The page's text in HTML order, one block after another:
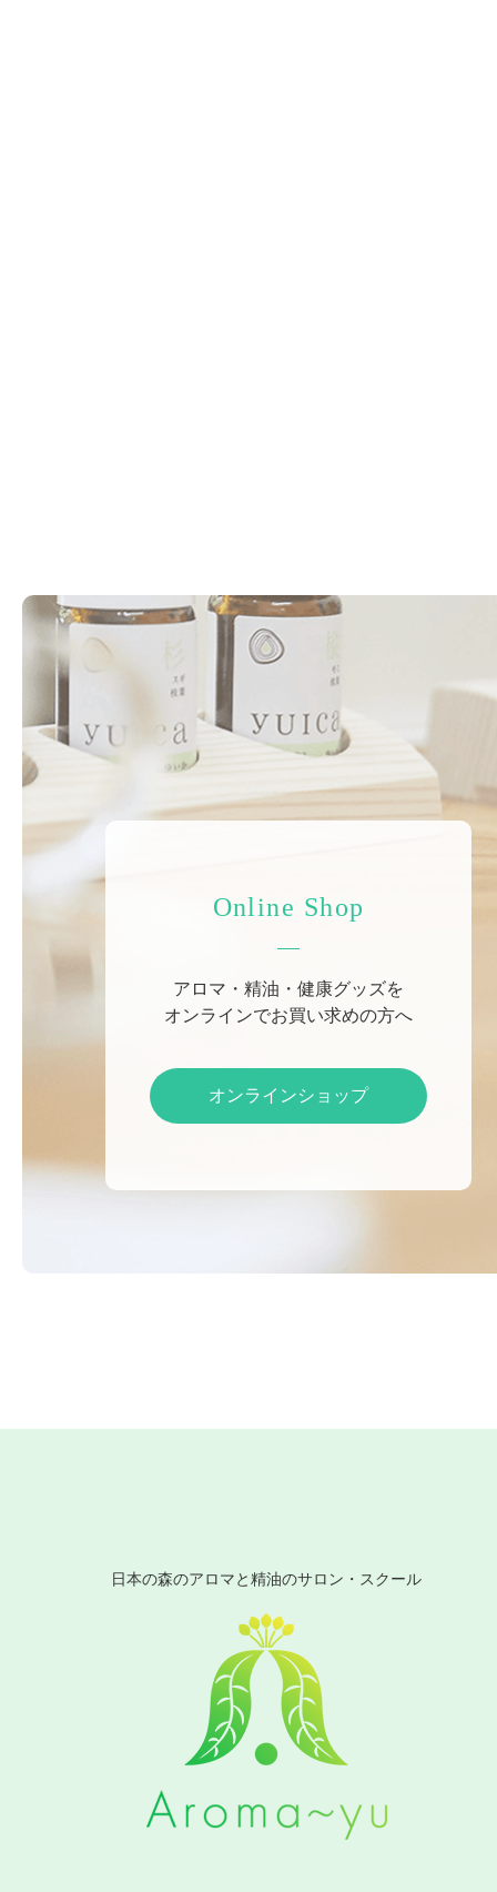
Online Shop
アロマ・精油・健康グッズを
オンラインでお買い求めの方へ
オンラインショップ
日本の森のアロマと精油のサロン・スクール